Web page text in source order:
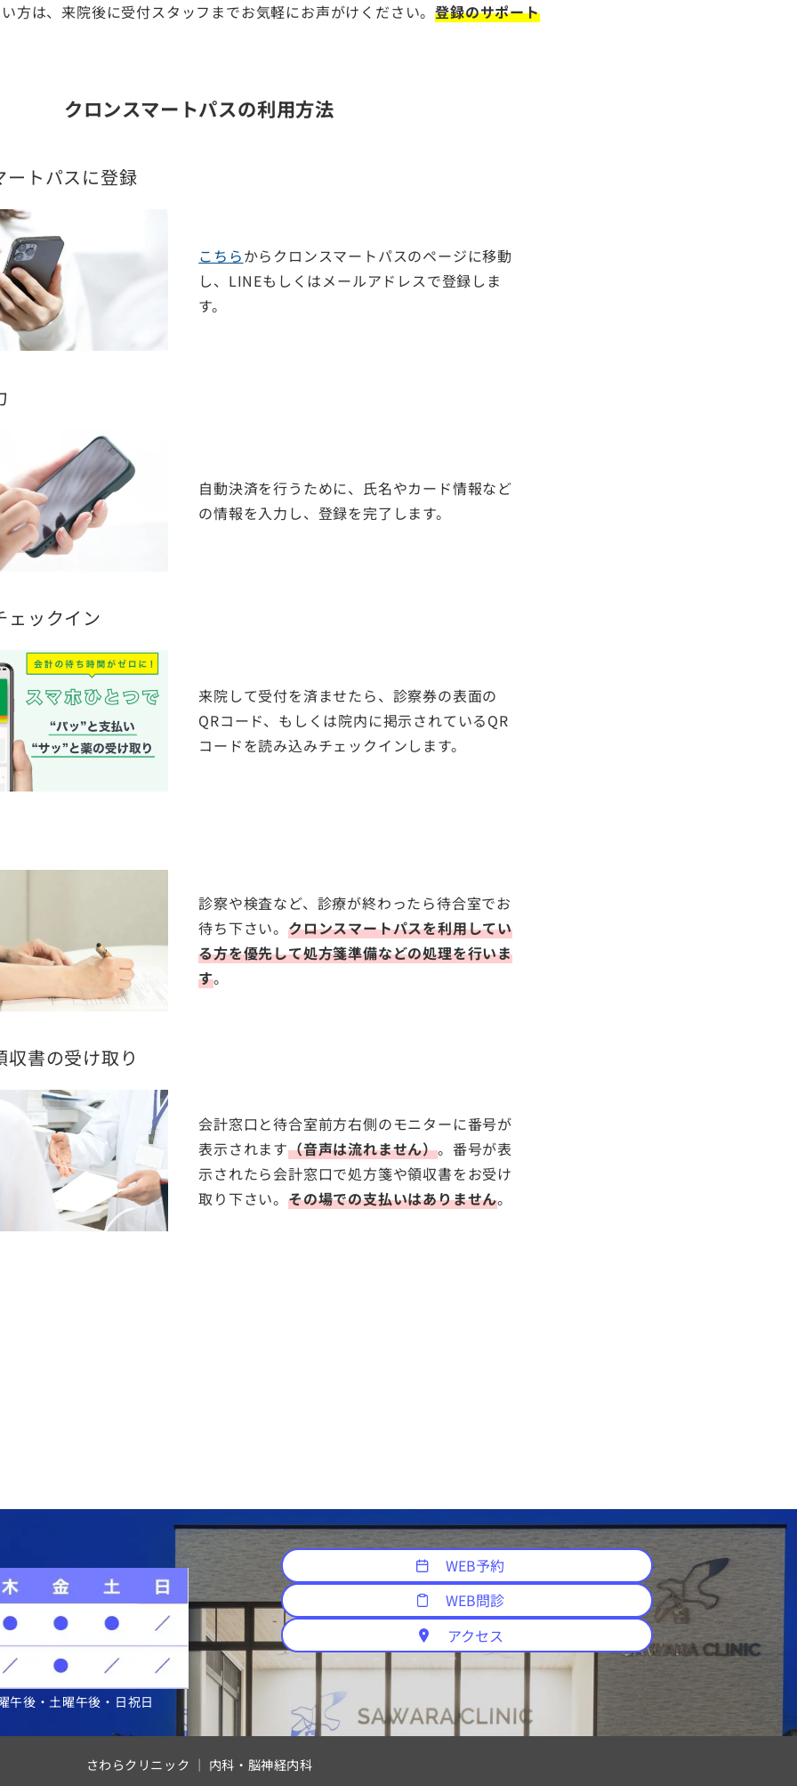
方は、来院後に受付スタッフまでお気軽にお声がけください。登録のサポート
クロンスマートパスの利用方法
ートパスに登録
こちらからクロンスマートパスのページに移動
し、LINEもしくはメールアドレスで登録しま
す。
自動決済を行うために、氏名やカード情報など
の情報を入力し、登録を完了します。
ェックイン
来院して受付を済ませたら、診察券の表面の
QRコード、もしくは院内に掲示されているQR
コードを読み込みチェックインします。
診察や検査など、診療が終わったら待合室でお
待ち下さい。 クロンスマートパスを利用してい
る方を優先して処方箋準備などの処理を行いま
す。
収書の受け取り
会計窓口と待合室前方右側のモニターに番号が
表示されます（音声は流れません）。番号が表
示されたら会計窓口で処方箋や領収書をお受け
取り下さい。 その場での支払いはありません。
午後・土曜午後・日祝日
WEB予約
WEB問診
アクセス
さわらクリニック ｜ 内科・脳神経内科